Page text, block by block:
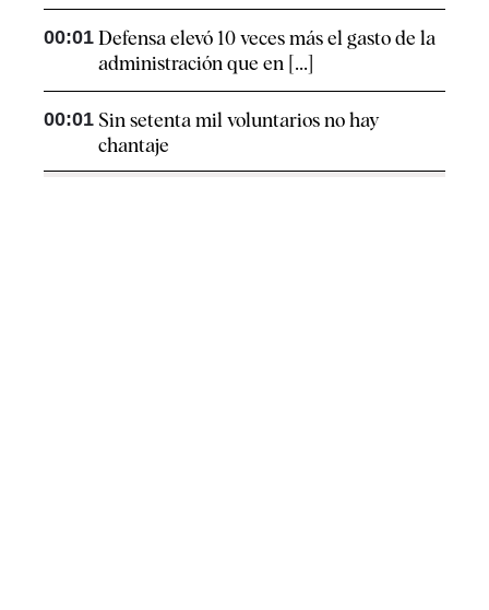
00:01 Defensa elevó 10 veces más el gasto de la
administración que en [...]
00:01 Sin setenta mil voluntarios no hay
chantaje